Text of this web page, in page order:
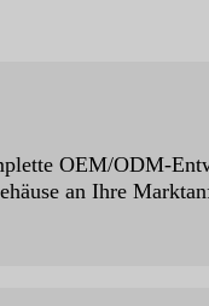
OEM/ODM-
an Ihre